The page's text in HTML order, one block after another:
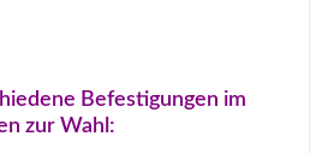
Befestigungen im
zur Wahl: